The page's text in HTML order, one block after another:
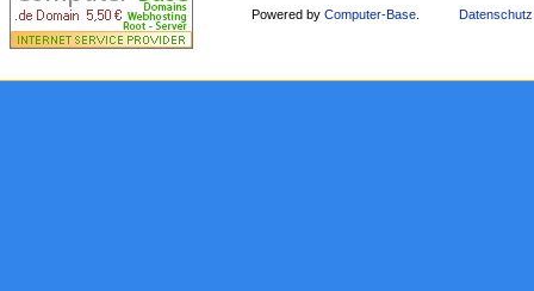
Powered byComputer-Base Datenschutz